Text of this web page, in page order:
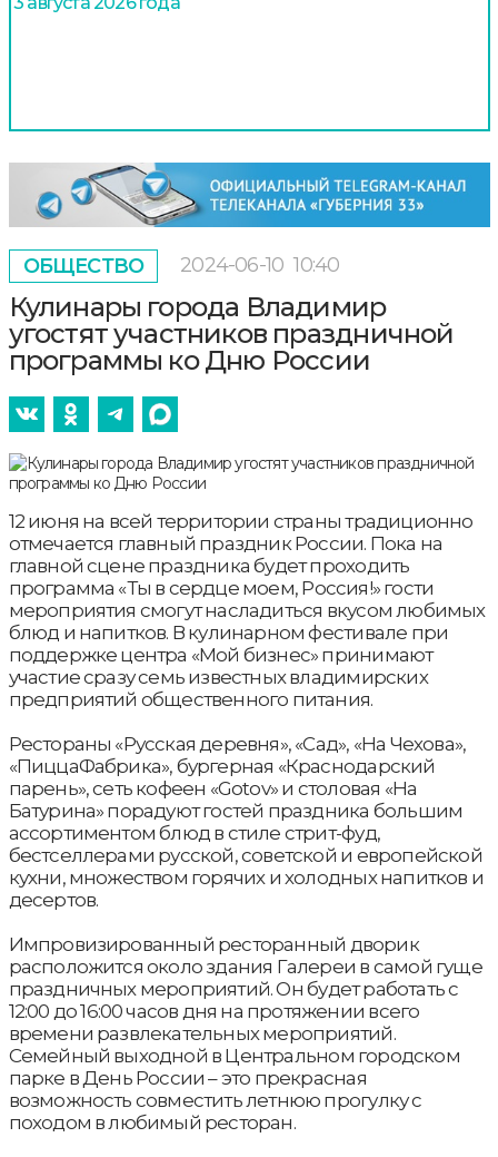
ОБЩЕСТВО 2024-06-10 10:40
Кулинары города Владимир
угостят участников праздничной
программы ко Дню России
12 июня на всей территории страны традиционно
отмечается главный праздник России. Пока на
главной сцене праздника будет проходить
программа «Ты в сердце моем, Россия!» гости
мероприятия смогут насладиться вкусом любимых
блюд и напитков. В кулинарном фестивале при
поддержке центра «Мой бизнес» принимают
участие сразу семь известных владимирских
предприятий общественного питания.
Рестораны «Русская деревня», «Сад», «На Чехова»,
«ПиццаФабрика», бургерная «Краснодарский
парень», сеть кофеен «Gotov» и столовая «На
Батурина» порадуют гостей праздника большим
ассортиментом блюд в стиле стрит-фуд,
бестселлерами русской, советской и европейской
кухни, множеством горячих и холодных напитков и
десертов.
Импровизированный ресторанный дворик
расположится около здания Галереи в самой гуще
праздничных мероприятий. Он будет работать с
12:00 до 16:00 часов дня на протяжении всего
времени развлекательных мероприятий.
Семейный выходной в Центральном городском
парке в День России – это прекрасная
возможность совместить летнюю прогулку с
походом в любимый ресторан.